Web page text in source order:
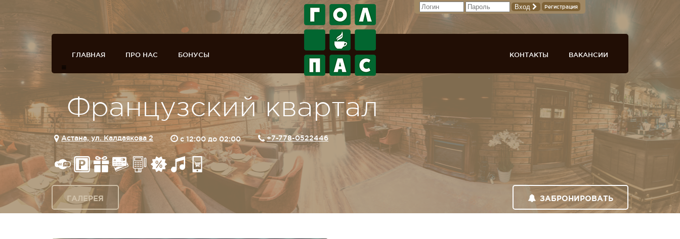
Вход Регистрация
ГЛАВНАЯ ПРО НАС БОНУСЫ ВАКАНСИИ
КОНТАКТЫ
Французский квартал
Астана, ул. Калдаякова 2 c 12:00 до 02:00 +7-778-0522446
ГАЛЕРЕЯ ЗАБРОНИРОВАТЬ